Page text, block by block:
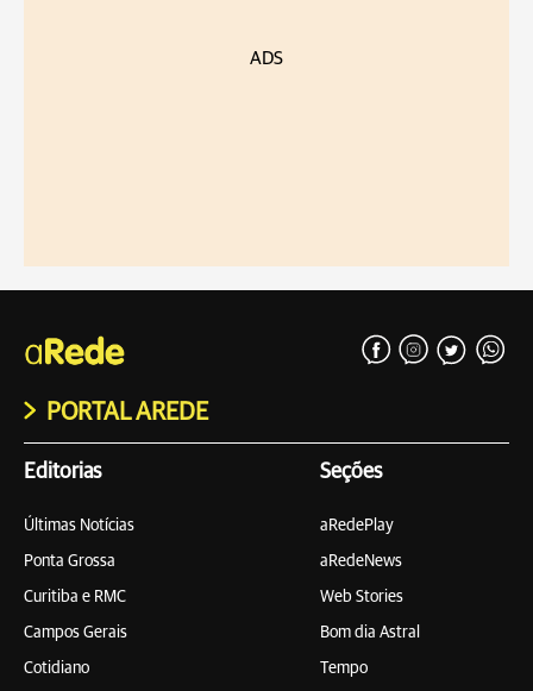
ADS
PORTAL AREDE
Editorias
Últimas Notícias
Ponta Grossa
Curitiba e RMC
Campos Gerais
Cotidiano
Seções
aRedePlay
aRedeNews
Web Stories
Bom dia Astral
Tempo